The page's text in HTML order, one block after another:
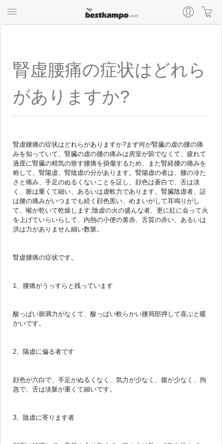
腎虚腰痛の症状はどれら
がありますか?
腎虚腰痛の症状はどれらがありますか?まず何が腎臓の虚の腰の痛
みを知っていて、腎臓の虚の腰の痛みは房室が節でなくて、疲れて
過度に腎臓の精気の致す腰痛を損傷するため、また腎経腰の痛みを
称して、腎陽虚、腎陰虚の分があります。腎陽虚の者は、腰の冷た
さと痛み、手足のぬるくないことを証し、顔色は蒼白で、舌は淡
く、脈は重くて細い、あるいは虚軟力であります。腎臓陰虚者、証
は腰の痛みがいつまでも続く顔色黒い、めまいがして耳鳴りがし
て、喉が乾いて乾燥します;陰虚の火の盛んな者、更に紅に会って火
を上げていらいらして、内熱の小便の黄赤、舌質の赤い、あるいは
洪は力がありません細い数脈。
腎虚腰痛の症状です。
1、腰痛がうっすらと残っています
酸っぱい膨満力がなくて、酸っぱい軟らかい腰局部押して喜ぶと暖
かいです。
2、陽虚に偏る者です
顔色が六白で、手足がぬるくなく、気力が少なく、腹が少なく、拘
急で、舌は淡脈が重くて細いです。
3、陰虚に寄ります者